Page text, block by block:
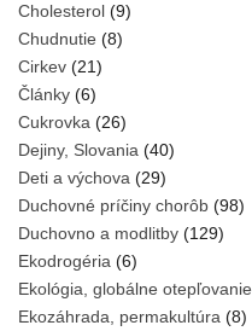
Cholesterol (9)
Chudnutie (8)
Cirkev (21)
Články (6)
Cukrovka (26)
Dejiny, Slovania (40)
Deti a výchova (29)
Duchovné príčiny chorôb (98)
Duchovno a modlitby (129)
Ekodrogéria (6)
Ekológia, globálne otepľovanie
Ekozáhrada, permakultúra (8)